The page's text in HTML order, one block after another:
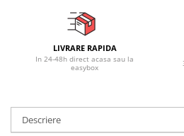
LIVRARE RAPIDA
In 24-48h direct acasa sau la
easybox
Descriere